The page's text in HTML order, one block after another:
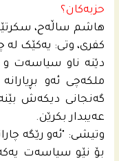
حزبه‌كان؟
هاشم ساڵەح،
کفری، وتی: یەکێک لە
دێنە ناو سیاسەت و
ملکەچی ئەو
گەنجانی دیکەش
عەیبدار بکرێن.
وتیشی: "ئه‌و رێگه‌
بۆ نێو سیاسه‌ت